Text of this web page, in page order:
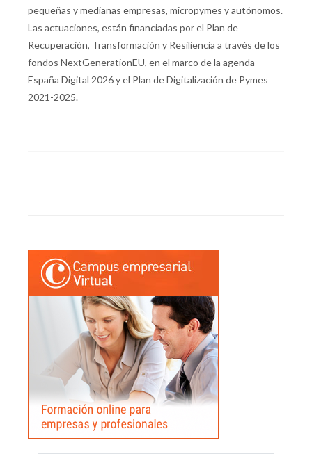
pequeñas y medianas empresas, micropymes y autónomos.
Las actuaciones, están financiadas por el Plan de
Recuperación, Transformación y Resiliencia a través de los
fondos NextGenerationEU, en el marco de la agenda
España Digital 2026 y el Plan de Digitalización de Pymes
2021-2025.